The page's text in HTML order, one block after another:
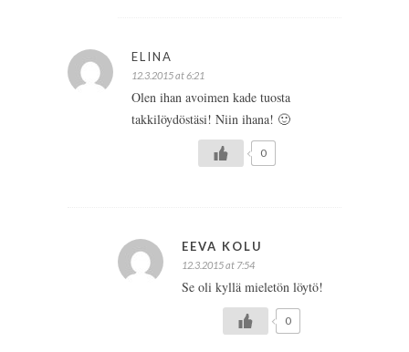
ELINA
12.3.2015 at 6:21
Olen ihan avoimen kade tuosta
takkilöydöstäsi! Niin ihana! 🙂
0
EEVA KOLU
12.3.2015 at 7:54
Se oli kyllä mieletön löytö!
0